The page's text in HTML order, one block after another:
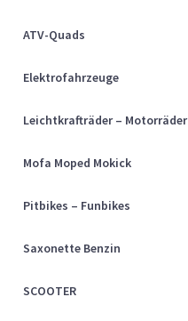
Vertrag widerrufen
Widerrufsbelehrung
Cart
Checkout
ATV-Quads
Elektrofahrzeuge
Leichtkrafträder – Motorräder
Mofa Moped Mokick
Pitbikes – Funbikes
Saxonette Benzin
SCOOTER